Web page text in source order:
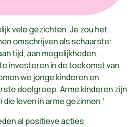
vele gezichten. Je zou het
omschrijven als schaarste:
tijd, aan mogelijkheden ...
investeren in de toekomst van
we jonge kinderen en
doelgroep. Arme kinderen zijn
die leven in arme gezinnen.'
al positieve acties